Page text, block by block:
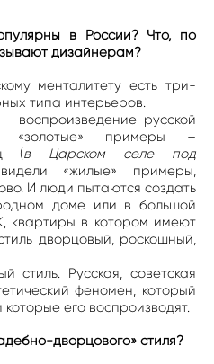
в России? Что, по
дизайнерам?
менталитету есть три-
типа интерьеров.
воспроизведение русской
«золотые» примеры –
(в Царском селе под
«жилые» примеры,
И люди пытаются создать
доме или в большой
квартиры в котором имеют
дворцовый, роскошный,
стиль. Русская, советская
феномен, который
его воспроизводят.
дворцового» стиля?